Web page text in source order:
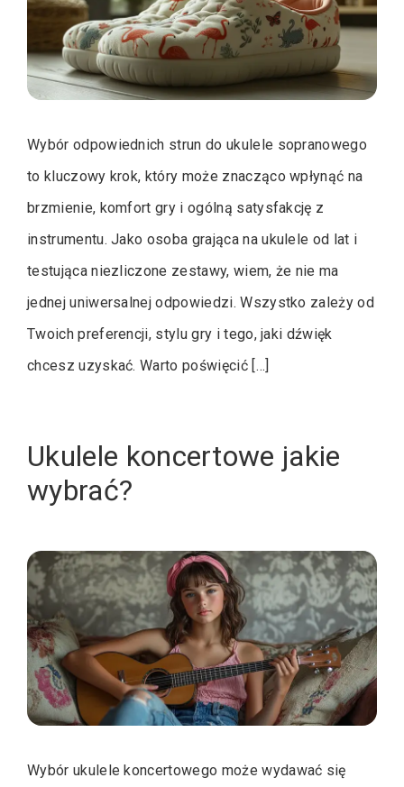
Wybór odpowiednich strun do ukulele sopranowego
to kluczowy krok, który może znacząco wpłynąć na
brzmienie, komfort gry i ogólną satysfakcję z
instrumentu. Jako osoba grająca na ukulele od lat i
testująca niezliczone zestawy, wiem, że nie ma
jednej uniwersalnej odpowiedzi. Wszystko zależy od
Twoich preferencji, stylu gry i tego, jaki dźwięk
chcesz uzyskać. Warto poświęcić […]
Ukulele koncertowe jakie
wybrać?
Wybór ukulele koncertowego może wydawać się